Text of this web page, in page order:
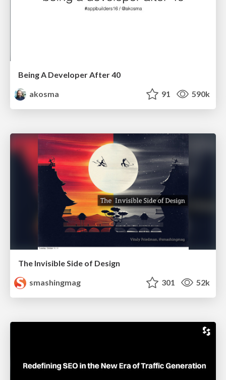
Being A Developer After 40
akosma
91 590k
The Invisible Side of Design
smashingmag
301 52k